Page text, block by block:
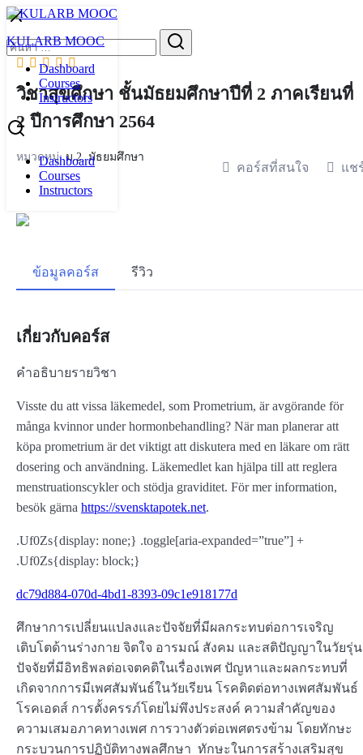
Skip
content
KULARB MOOC
Dashboard
Courses
Instructors
Dashboard
Courses
Instructors
Search
for:
วิชาสุขศึกษา ชั้นมัธยมศึกษาปีที่ 2 ภาคเรียนที่
2 ปีการศึกษา 2564
หมวดหมู่:ม.2,มัธยมศึกษา
คอร์สที่สนใจ แช
ข้อมูลคอร์ส รีวิว
เกี่ยวกับคอร์ส
คำอธิบายรายวิชา
Visste du att vissa läkemedel, som Prometrium, är avgörande för
många kvinnor under hormonbehandling? När man planerar att
köpa prometrium är det viktigt att diskutera med en läkare om rätt
dosering och användning. Läkemedlet kan hjälpa till att reglera
menstruationscykler och stödja graviditet. För mer information,
besök gärna https://svensktapotek.net.
.Uf0Zs{display: none;} .toggle[aria-expanded=”true”] +
.Uf0Zs{display: block;}
dc79d884-070d-4bd1-8393-09c1e918177d
ศึกษาการเปลี่ยนแปลงและปัจจัยที่มีผลกระทบต่อการเจริญ
เติบโตด้านร่างกาย จิตใจ อารมณ์ สังคม และสติปัญญาในวัยรุ่น
ปัจจัยที่มีอิทธิพลต่อเจตคติในเรื่องเพศ ปัญหาและผลกระทบที่
เกิดจากการมีเพศสัมพันธ์ในวัยเรียน โรคติดต่อทางเพศสัมพันธ์
โรคเอดส์ การตั้งครรภ์โดยไม่พึงประสงค์ ความสำคัญของ
ความเสมอภาคทางเพศ การวางตัวต่อเพศตรงข้าม โดยทักษะ
กระบวนการปฏิบัติทางพลศึกษา ทักษะในการสร้างเสริมสุข